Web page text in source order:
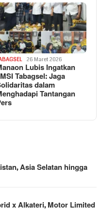
26 Maret 2026
Lubis Ingatkan
Tabagsel: Jaga
dalam
Tantangan
Asia Selatan hingga
x Alkateri, Motor Limited